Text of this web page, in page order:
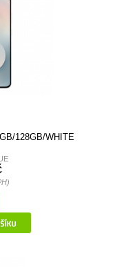
128GB/WHITE